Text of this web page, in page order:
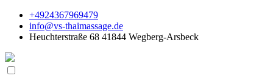
+4924367969479
info@vs-thaimassage.de
Heuchterstraße 68 41844 Wegberg-Arsbeck